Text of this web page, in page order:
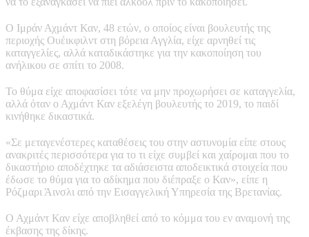
Ο Ιμράν Αχμάντ Καν, 48 ετών, ο οποίος είναι βουλευτής της
περιοχής Ουέικφιλντ στη βόρεια Αγγλία, είχε αρνηθεί τις
καταγγελίες, αλλά καταδικάστηκε για την κακοποίηση του
ανήλικου σε σπίτι το 2008.
Το θύμα είχε αποφασίσει τότε να μην προχωρήσει σε καταγγελία,
αλλά όταν ο Αχμάντ Καν εξελέγη βουλευτής το 2019, το παιδί
κινήθηκε δικαστικά.
«Σε μεταγενέστερες καταθέσεις του στην αστυνομία είπε στους
ανακριτές περισσότερα για το τι είχε συμβεί και χαίρομαι που το
δικαστήριο αποδέχτηκε τα αδιάσειστα αποδεικτικά στοιχεία που
έδωσε το θύμα για το αδίκημα που διέπραξε ο Καν», είπε η
Ρόζμαρι Άινσλι από την Εισαγγελική Υπηρεσία της Βρετανίας.
Ο Αχμάντ Καν είχε αποβληθεί από το κόμμα του εν αναμονή της
έκβασης της δίκης.